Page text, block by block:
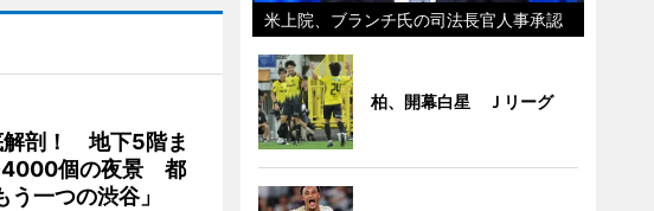
解剖！ 地下5階ま
個の夜景 都
一つの渋谷」
米上院、ブランチ氏の司法長官人事承認
柏、開幕白星 Ｊリーグ